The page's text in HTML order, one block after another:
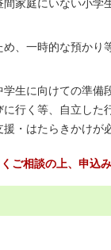
家庭にいない小学
、一時的な預かり
生に向けての準備
行く等、自立した
・はたらきかけが
相談の上、申込み